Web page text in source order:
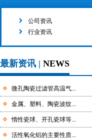
公司资讯
行业资讯
最新资讯 | NEWS
微孔陶瓷过滤管高温气...
金属、塑料、陶瓷波纹...
惰性瓷球、开孔瓷球等...
活性氧化铝的主要性质...